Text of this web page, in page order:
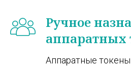
Ручное
аппаратных
Аппаратные